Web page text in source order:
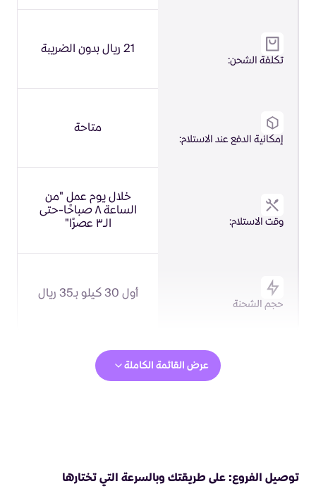
تكلفة الشحن:
21 ريال بدون الضريبة
إمكانية الدفع عند الاستلام:
متاحة
وقت الاستلام:
خلال يوم عمل "من
الساعة ٨ صباحًا-حتى
الـ٣ عصرًا"
حجم الشحنة
أول 30 كيلو بـ35 ريال
عرض القائمة الكاملة
توصيل الفروع: على طريقتك وبالسرعة التي تختارها